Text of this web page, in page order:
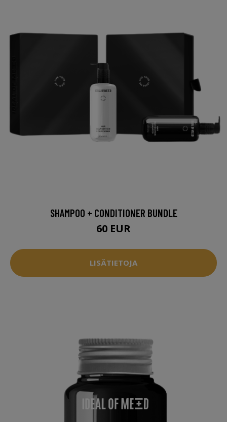
SHAMPOO + CONDITIONER BUNDLE
60 EUR
LISÄTIETOJA